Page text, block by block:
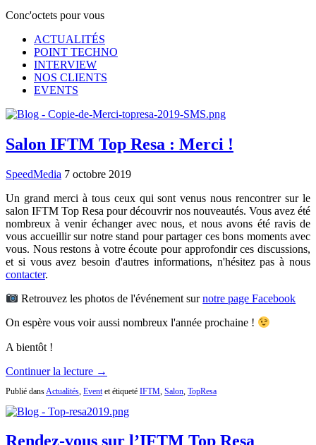
Conc'octets pour vous
ACTUALITÉS
POINT TECHNO
INTERVIEW
NOS CLIENTS
EVENTS
Salon IFTM Top Resa : Merci !
SpeedMedia 7 octobre 2019
Un grand merci à tous ceux qui sont venus nous rencontrer sur le
salon IFTM Top Resa pour découvrir nos nouveautés. Vous avez été
nombreux à venir échanger avec nous, et nous avons été ravis de
vous accueillir sur notre stand pour partager ces bons moments avec
vous. Nous restons à votre écoute pour approfondir ces discussions,
et si vous avez besoin d'autres informations, n'hésitez pas à nous
contacter.
Retrouvez les photos de l'événement surnotre page Facebook
On espère vous voir aussi nombreux l'année prochaine !
A bientôt !
Continuer la lecture →
Publié dans Actualités Event et étiqueté IFTM Salon TopResa
Rendez-vous sur l’IFTM Top Resa